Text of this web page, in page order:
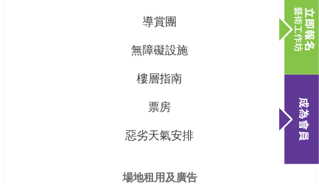
導賞團
無障礙設施
樓層指南
票房
惡劣天氣安排
場地租用及廣告